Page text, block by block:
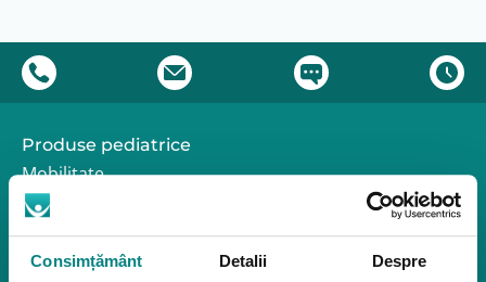
Consimțământ Detalii Despre
Produse pediatrice
Mobilitate
Reabilitare
Pozitionare
Igiena
Mostre